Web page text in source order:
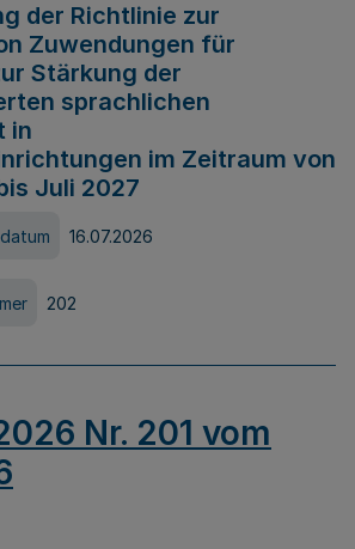
der Richtlinie zur
Zuwendungen für
Stärkung der
sprachlichen
in
im Zeitraum von
Juli 2027
16.07.2026
202
Nr. 201 vom